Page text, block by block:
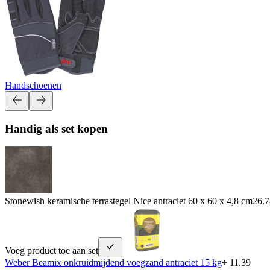
Handschoenen
Handig als set kopen
Stonewish keramische terrastegel Nice antraciet 60 x 60 x 4,8 cm
Voeg product toe aan set
Weber Beamix onkruidmijdend voegzand antraciet 15 kg+ 11.39